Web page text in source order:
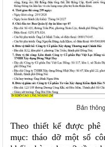
Bản
Theo thiết kế được phê
mục: tháo dỡ một số